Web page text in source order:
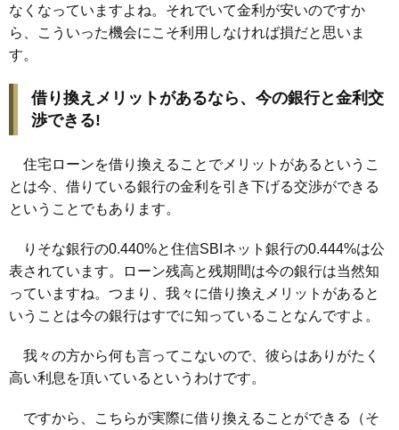
なくなっていますよね。それでいて金利が安いのですか
ら、こういった機会にこそ利用しなければ損だと思いま
す。
借り換えメリットがあるなら、今の銀行と金利交
渉できる!
住宅ローンを借り換えることでメリットがあるというこ
とは今、借りている銀行の金利を引き下げる交渉ができる
ということでもあります。
りそな銀行の0.440%と住信SBIネット銀行の0.444%は公
表されています。ローン残高と残期間は今の銀行は当然知
っていますね。つまり、我々に借り換えメリットがあると
いうことは今の銀行はすでに知っていることなんですよ。
我々の方から何も言ってこないので、彼らはありがたく
高い利息を頂いているというわけです。
ですから、こちらが実際に借り換えることができる（そ